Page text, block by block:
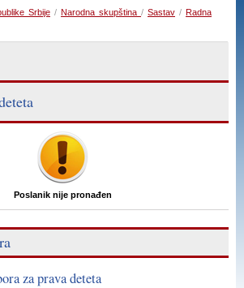
Srbije / Narodna skupština / Sastav / Radna
Poslanik nije pronađen
za prava deteta